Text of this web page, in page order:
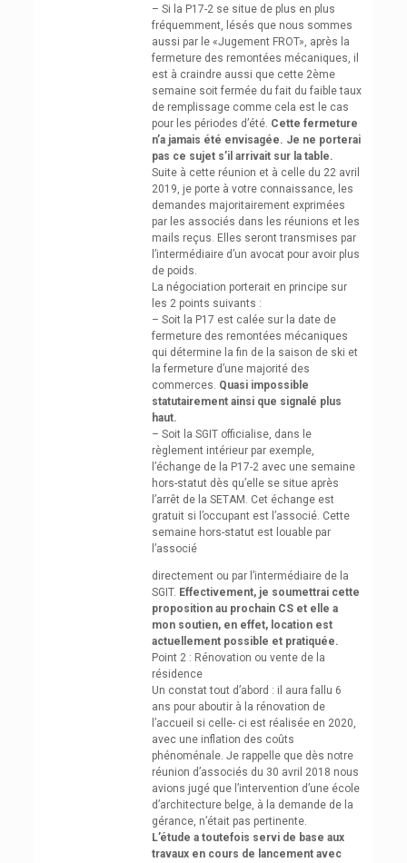
– Si la P17-2 se situe de plus en plus
fréquemment, lésés que nous sommes
aussi par le «Jugement FROT», après la
fermeture des remontées mécaniques, il
est à craindre aussi que cette 2ème
semaine soit fermée du fait du faible taux
de remplissage comme cela est le cas
pour les périodes d’été. Cette fermeture
n’a jamais été envisagée. Je ne porterai
pas ce sujet s’il arrivait sur la table.
Suite à cette réunion et à celle du 22 avril
2019, je porte à votre connaissance, les
demandes majoritairement exprimées
par les associés dans les réunions et les
mails reçus. Elles seront transmises par
l’intermédiaire d’un avocat pour avoir plus
de poids.
La négociation porterait en principe sur
les 2 points suivants :
– Soit la P17 est calée sur la date de
fermeture des remontées mécaniques
qui détermine la fin de la saison de ski et
la fermeture d’une majorité des
commerces. Quasi impossible
statutairement ainsi que signalé plus
haut.
– Soit la SGIT officialise, dans le
règlement intérieur par exemple,
l’échange de la P17-2 avec une semaine
hors-statut dès qu’elle se situe après
l’arrêt de la SETAM. Cet échange est
gratuit si l’occupant est l’associé. Cette
semaine hors-statut est louable par
l’associé
directement ou par l’intermédiaire de la
SGIT. Effectivement, je soumettrai cette
proposition au prochain CS et elle a
mon soutien, en effet, location est
actuellement possible et pratiquée.
Point 2 : Rénovation ou vente de la
résidence
Un constat tout d’abord : il aura fallu 6
ans pour aboutir à la rénovation de
l’accueil si celle- ci est réalisée en 2020,
avec une inflation des coûts
phénoménale. Je rappelle que dès notre
réunion d’associés du 30 avril 2018 nous
avions jugé que l’intervention d’une école
d’architecture belge, à la demande de la
gérance, n’était pas pertinente.
L’étude a toutefois servi de base aux
travaux en cours de lancement avec